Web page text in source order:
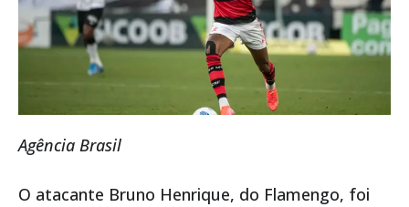
Agência Brasil
O atacante Bruno Henrique, do Flamengo, foi